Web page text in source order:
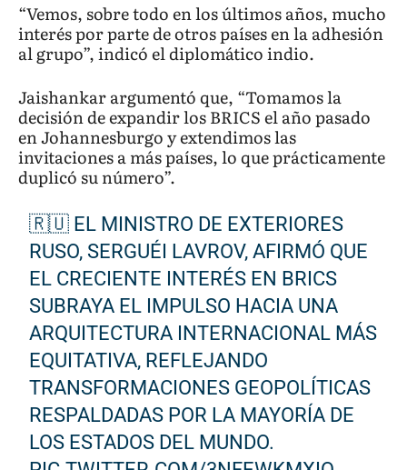
“Vemos, sobre todo en los últimos años, mucho
interés por parte de otros países en la adhesión
al grupo”, indicó el diplomático indio.
Jaishankar argumentó que, “Tomamos la
decisión de expandir los BRICS el año pasado
en Johannesburgo y extendimos las
invitaciones a más países, lo que prácticamente
duplicó su número”.
🇷🇺 EL MINISTRO DE EXTERIORES
RUSO, SERGUÉI LAVROV, AFIRMÓ QUE
EL CRECIENTE INTERÉS EN BRICS
SUBRAYA EL IMPULSO HACIA UNA
ARQUITECTURA INTERNACIONAL MÁS
EQUITATIVA, REFLEJANDO
TRANSFORMACIONES GEOPOLÍTICAS
RESPALDADAS POR LA MAYORÍA DE
LOS ESTADOS DEL MUNDO.